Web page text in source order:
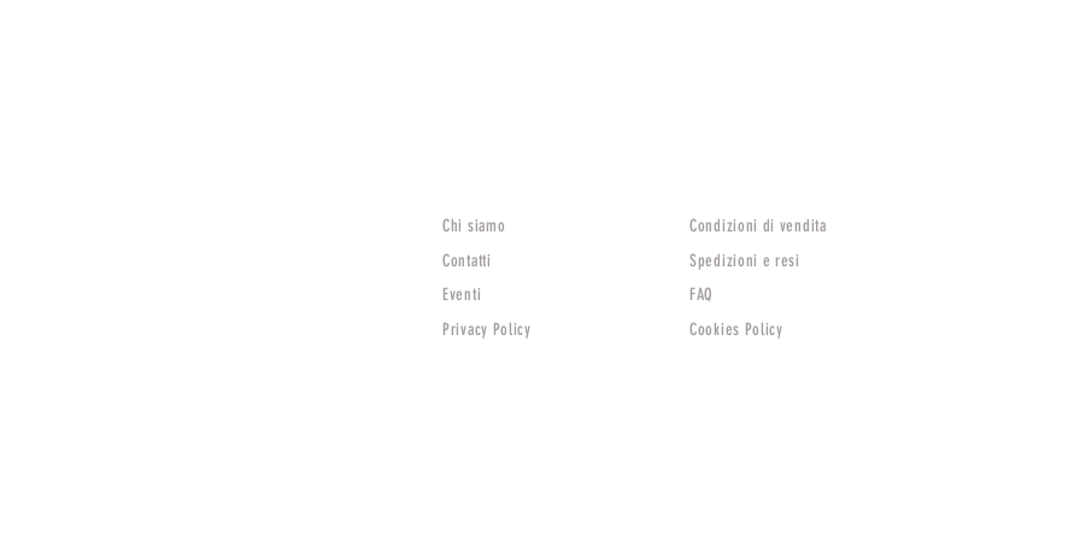
Chi siamo
Contatti
Eventi
Privacy Policy
Condizioni di vendita
Spedizioni e resi
FAQ
Cookies Policy